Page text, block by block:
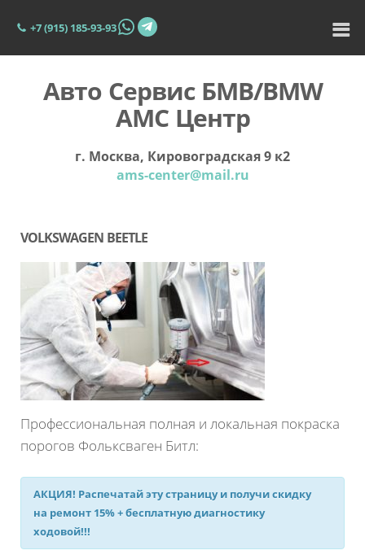
+7 (915) 185-93-93
Авто Сервис БМВ/BMW
АМС Центр
г. Москва, Кировоградская 9 к2
ams-center@mail.ru
VOLKSWAGEN BEETLE
Профессиональная полная и локальная покраска
порогов Фольксваген Битл:
АКЦИЯ! Распечатай эту страницу и получискидку
на ремонт 15%+ бесплатную диагностику
ходовой!!!